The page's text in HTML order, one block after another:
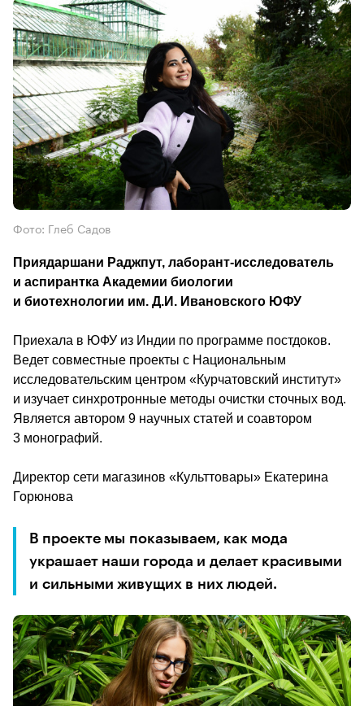
Фото: Глеб Садов
Приядаршани Раджпут, лаборант-исследователь
и аспирантка Академии биологии
и биотехнологии им. Д.И. Ивановского ЮФУ
Приехала в ЮФУ из Индии по программе постдоков.
Ведет совместные проекты с Национальным
исследовательским центром «Курчатовский институт»
и изучает синхротронные методы очистки сточных вод.
Является автором 9 научных статей и соавтором
3 монографий.
Директор сети магазинов «Культтовары» Екатерина
Горюнова
В проекте мы показываем, как мода
украшает наши города и делает красивыми
и сильными живущих в них людей.